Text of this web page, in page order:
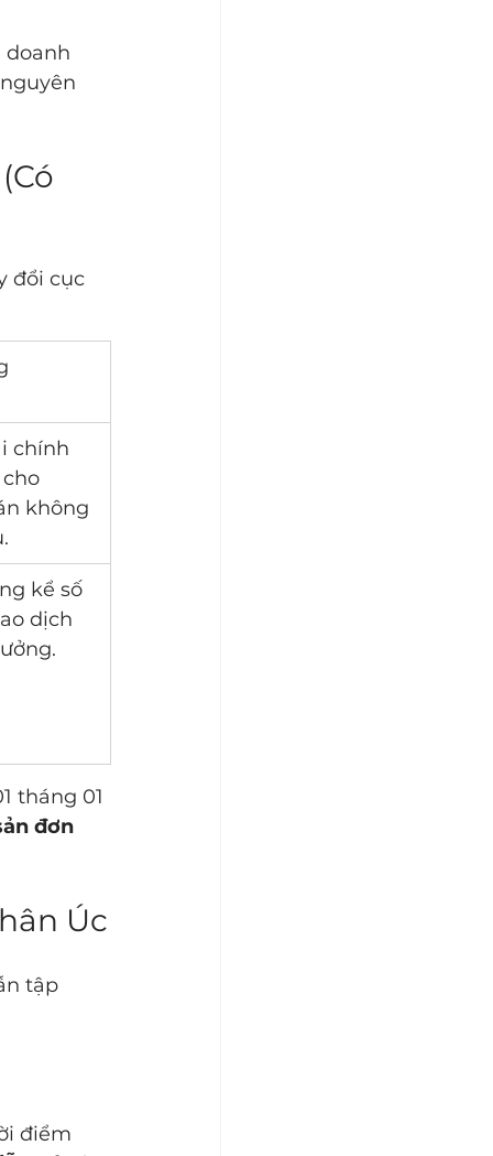
doanh
đổi cục
chính
không
kể số
dịch
tháng 01
đơn
Úc
tập
điểm